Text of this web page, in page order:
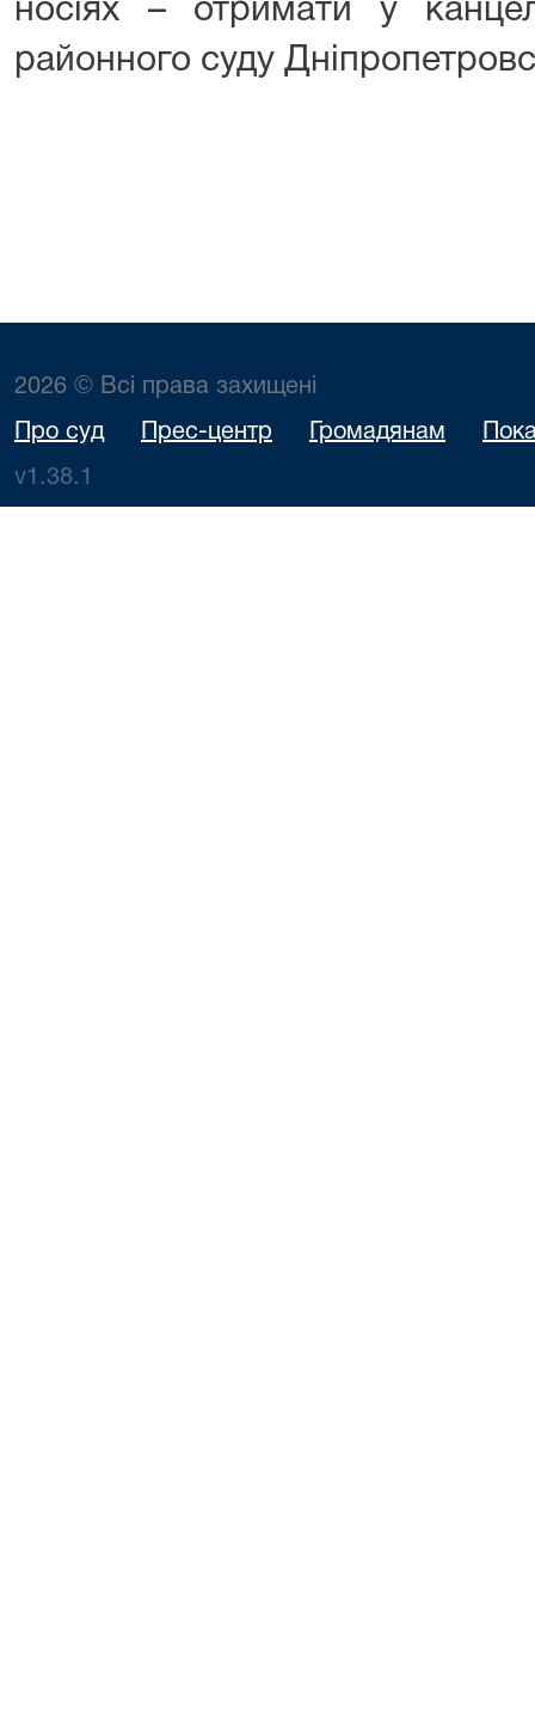
носіях – отримати у
районного суду
2026 © Всі права захищені
Про суд Прес-центр Громадянам
v1.38.1